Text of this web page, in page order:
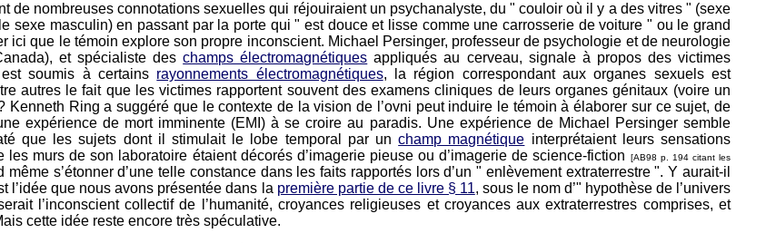
de nombreuses connotations sexuelles qui réjouiraient un psychanalyste, du " couloir où il y a des vitres " (sexe
sexe masculin) en passant par la porte qui " est douce et lisse comme une carrosserie de voiture " ou le grand
ici que le témoin explore son propre inconscient. Michael Persinger, professeur de psychologie et de neurologie
et spécialiste deschamps électromagnétiques appliqués au cerveau, signale à propos des victimes
soumis à certains rayonnements électromagnétiques, la région correspondant aux organes sexuels est
autres le fait que les victimes rapportent souvent des examens cliniques de leurs organes génitaux (voire un
Kenneth Ring a suggéré que le contexte de la vision de l’ovni peut induire le témoin à élaborer sur ce sujet, de
expérience de mort imminente (EMI) à se croire au paradis. Une expérience de Michael Persinger semble
que les sujets dont il stimulait le lobe temporal par unchamp magnétique interprétaient leurs sensations
murs de son laboratoire étaient décorés d’imagerie pieuse ou d’imagerie de science-fiction
[AB98 p. 194 citant les
même s’étonner d’une telle constance dans les faits rapportés lors d’un " enlèvement extraterrestre ". Y aurait-il
l’idée que nous avons présentée dans la première partie de ce livre § 11, sous le nom d’" hypothèse de l’univers
l’inconscient collectif de l’humanité, croyances religieuses et croyances aux extraterrestres comprises, et
cette idée reste encore très spéculative.